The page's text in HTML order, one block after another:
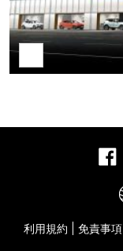
利用規約 免責事項